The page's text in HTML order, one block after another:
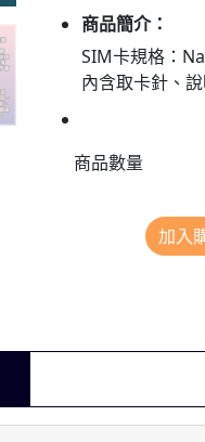
商品簡介：
SIM卡規格：
內含取卡針、
商品數量
加入